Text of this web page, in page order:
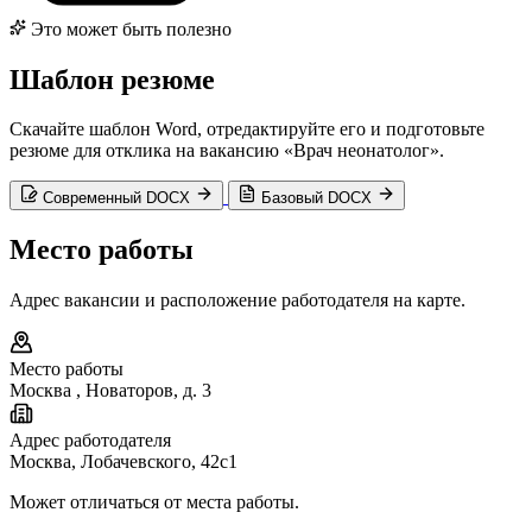
Это может быть полезно
Шаблон резюме
Скачайте шаблон Word, отредактируйте его и подготовьте
резюме для отклика на вакансию «Врач неонатолог».
Современный DOCX Базовый DOCX
Место работы
Адрес вакансии и расположение работодателя на карте.
Место работы
Москва , Новаторов, д. 3
Адрес работодателя
Москва, Лобачевского, 42с1
Может отличаться от места работы.